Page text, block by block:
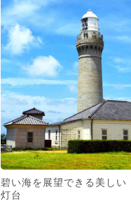
碧い海を展望できる美しい
灯台